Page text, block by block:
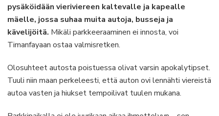
pysäköidään vieriviereen kaltevalle ja kapealle
mäelle, jossa suhaa muita autoja, busseja ja
kävelijöitä. Mikäli parkkeeraaminen ei innosta, voi
Timanfayaan ostaa valmisretken.
Olosuhteet autosta poistuessa olivat varsin apokalytipset.
Tuuli niin maan perkeleesti, että auton ovi lennähti viereistä
autoa vasten ja hiukset tempoilivat tuulen mukana.